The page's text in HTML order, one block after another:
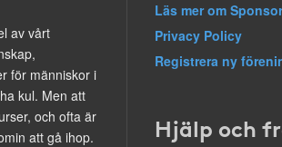
av vårt
för människor i
kul. Men att
och ofta är
att gå ihop.
Läs mer om
Privacy Policy
Registrera ny
Hjälp och